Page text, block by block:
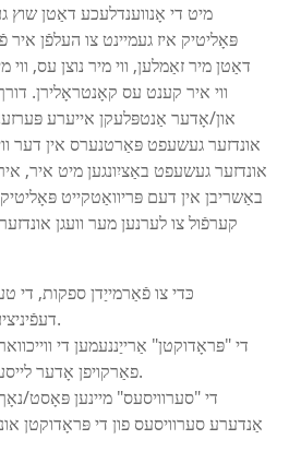
מיט די אָנווענדלעכע דאַטן שוץ
פּאָליטיק איז געמיינט צו העלפֿן
דאַטן מיר זאַמלען, ווי מיר נוצן עס, ווי
ווי איר קענט עס קאָנטראָלירן.
און/אָדער אַנטפּלעקן אייערע
אונדזער געשעפט פּאַרטנערס אין דער
אונדזער געשעפט באַציִונגען מיט איר,
באַשריבן אין דעם פּריוואַטקייט
קערפֿול צו לערנען מער וועגן
כּדי צו פֿאַרמייַדן ספקות, די
דעפֿיניציעס וואָס זענען דאָ אָנגעגעבן.
פאַרקויפן אָדער לייסענסירן צו אונדזערע קליענטן.
אַנדערע סערוויסעס פון די פּראָדוקטן